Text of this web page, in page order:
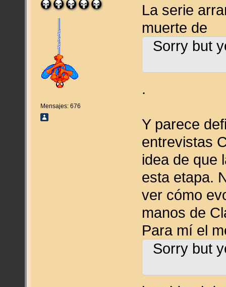
Mensajes: 676
La serie
muerte de
Sorry but
.
Y parece
entrevistas
idea de que
esta etapa.
ver cómo
manos de
Para mí el
Sorry but